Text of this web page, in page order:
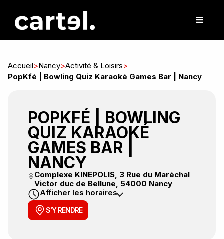
Accueil>Nancy>Activité & Loisirs>
PopKfé | Bowling Quiz Karaoké Games Bar | Nancy
POPKFÉ | BOWLING
QUIZ KARAOKÉ
GAMES BAR |
NANCY
Complexe KINEPOLIS, 3 Rue du Maréchal
Victor duc de Bellune, 54000 Nancy
Afficher les horaires
S'Y RENDRE